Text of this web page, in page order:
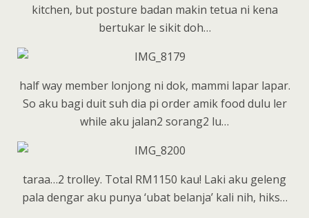
kitchen, but posture badan makin tetua ni kena
bertukar le sikit doh…
half way member lonjong ni dok, mammi lapar lapar.
So aku bagi duit suh dia pi order amik food dulu ler
while aku jalan2 sorang2 lu…
taraa…2 trolley. Total RM1150 kau! Laki aku geleng
pala dengar aku punya ‘ubat belanja’ kali nih, hiks…